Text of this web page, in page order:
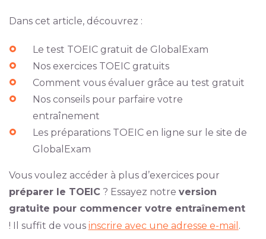
Dans cet article, découvrez :
Le test TOEIC gratuit de GlobalExam
Nos exercices TOEIC gratuits
Comment vous évaluer grâce au test gratuit
Nos conseils pour parfaire votre
entraînement
Les préparations TOEIC en ligne sur le site de
GlobalExam
Vous voulez accéder à plus d’exercices pour
préparer le TOEIC? Essayez notre version
gratuite pour commencer votre entraînement
! Il suffit de vous inscrire avec une adresse e-mail .